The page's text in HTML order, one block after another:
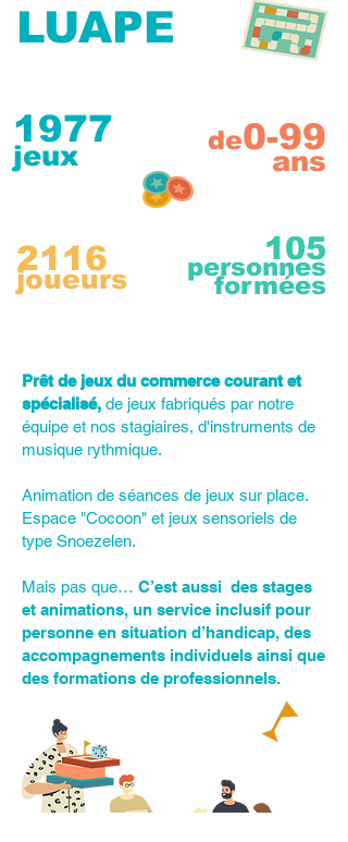
LUAPE
1977
jeux de0-99
ans
2116
joueurs
105
personnes
formées
Prêt de jeux du commerce courant et
spécialisé, de jeux fabriqués par notre
équipe et nos stagiaires, d'instruments de
musique rythmique.
Animation de séances de jeux sur place.
Espace "Cocoon" et jeux sensoriels de
type Snoezelen.
Mais pas que… C’est aussi des stages
et animations, un service inclusif pour
personne en situation d’handicap, des
accompagnements individuels ainsi que
des formations de professionnels.